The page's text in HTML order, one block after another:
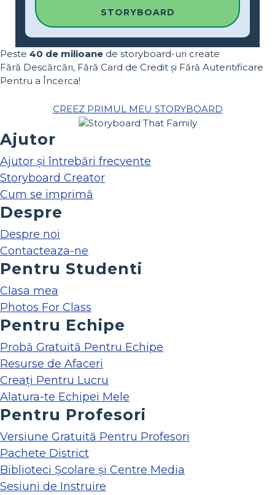
STORYBOARD
Peste 40 de milioane de storyboard-uri create
Fără Descărcări, Fără Card de Credit și Fără Autentificare
Pentru a Încerca!
CREEZ PRIMUL MEU STORYBOARD
Ajutor
Ajutor și întrebări frecvente
Storyboard Creator
Cum se imprimă
Despre
Despre noi
Contacteaza-ne
Pentru Studenti
Clasa mea
Photos For Class
Pentru Echipe
Probă Gratuită Pentru Echipe
Resurse de Afaceri
Creați Pentru Lucru
Alatura-te Echipei Mele
Pentru Profesori
Versiune Gratuită Pentru Profesori
Pachete District
Biblioteci Școlare și Centre Media
Sesiuni de Instruire